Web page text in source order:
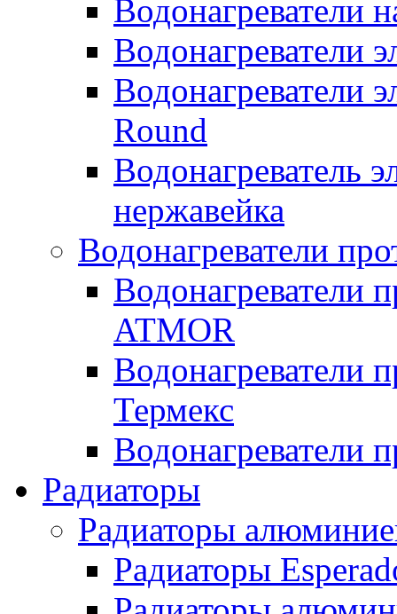
Водонагреватели
Водонагреватели
Водонагреватели
Round
Водонагреватель
нержавейка
Водонагреватели
Водонагреватели
ATMOR
Водонагреватели
Термекс
Водонагреватели
Радиаторы
Радиаторы
Радиаторы